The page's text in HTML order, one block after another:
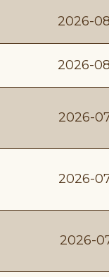
2026-
2026-
2026-
2026-
2026-